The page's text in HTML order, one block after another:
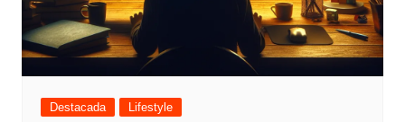
Destacada Lifestyle